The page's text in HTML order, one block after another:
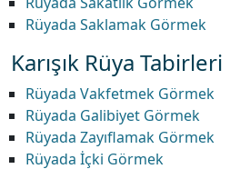
Rüyada Saklamak Görmek
Karışık Rüya Tabirleri
Rüyada Vakfetmek Görmek
Rüyada Galibiyet Görmek
Rüyada Zayıflamak Görmek
Rüyada İçki Görmek